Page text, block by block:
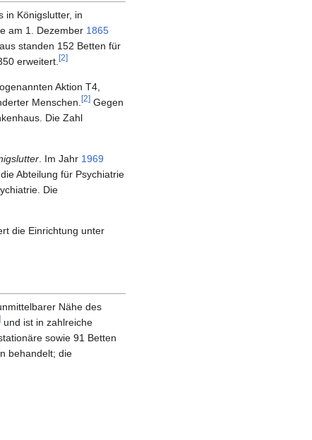
in Königslutter, in
am 1. Dezember 1865
standen 152 Betten für
erweitert. [2]
Aktion T4,
Menschen. [2] Gegen
Die Zahl
. Im Jahr 1969
Abteilung für Psychiatrie
Die
die Einrichtung unter
Nähe des
und ist in zahlreiche
sowie 91 Betten
behandelt; die